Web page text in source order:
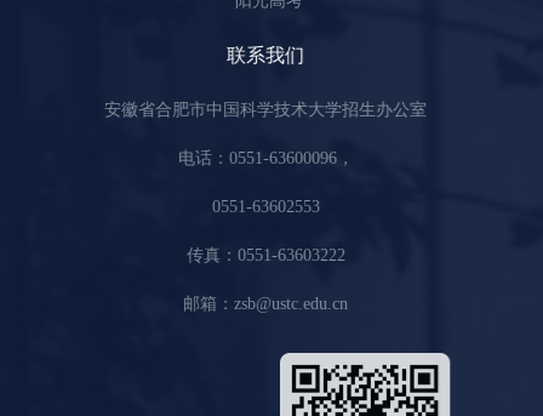
联系我们
安徽省合肥市中国科学技术大学招生办公室
电话：0551-63600096，
0551-63602553
传真：0551-63603222
邮箱：zsb@ustc.edu.cn